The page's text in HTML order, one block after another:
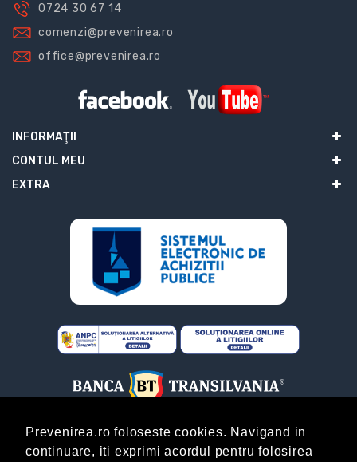
Prevenirea.ro foloseste cookies. Navigand in
continuare, iti exprimi acordul pentru folosirea
0724 30 67 14
comenzi@prevenirea.ro
office@prevenirea.ro
INFORMAŢII
CONTUL MEU
EXTRA
ABONARE